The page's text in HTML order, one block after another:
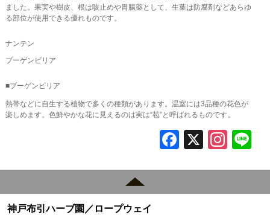
ました。果実や樹皮、根は咳止めや胃腸薬として、生葉は防腐剤などあらゆ
る部位が使用できる優れものです。
ナンテン
ブーゲンビリア
■ブーゲンビリア
熱帯などに自生する植物で多くの種類があります。温室には3品種の花色が
楽しめます。色鮮やかな花に見えるのは実は“苞”と呼ばれるものです。
F
e
X In
gr
神戸布引ハーブ園／ロープウェイ